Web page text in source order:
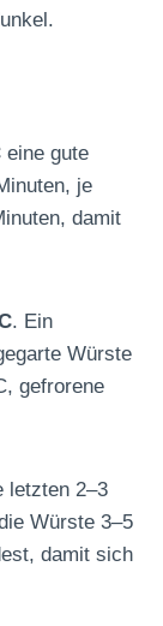
eine gute
je
damit
. Ein
Würste
gefrorene
letzten 2–3
Würste 3–5
damit sich